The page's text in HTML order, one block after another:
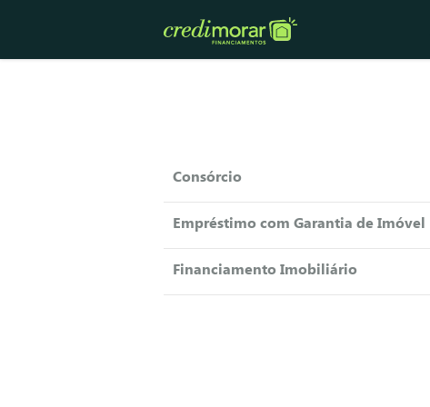
Consórcio
Empréstimo com Garantia de Imóvel
Financiamento Imobiliário